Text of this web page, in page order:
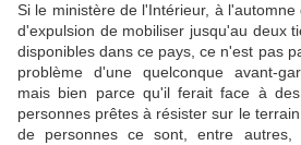
Si le ministère de l'Intérieur, à
d'expulsion de mobiliser jusqu'au deux
disponibles dans ce pays, ce n'est pas
problème d'une quelconque avant-
mais bien parce qu'il ferait face à
personnes prêtes à résister sur le
de personnes ce sont, entre autres,